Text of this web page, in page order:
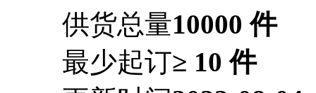
供货总量10000 件
最少起订≥ 10 件